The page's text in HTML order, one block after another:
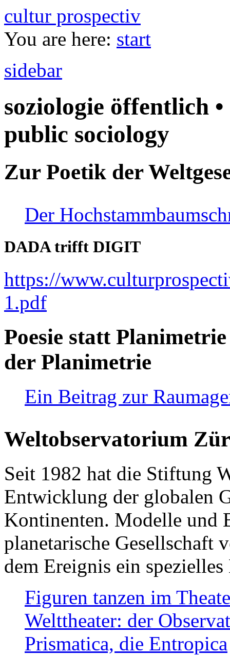
cultur prospectiv
You are here: start
sidebar
soziologie öffentlich
public sociology
Zur Poetik der
Der
DADA trifft DIGIT
https://
1.pdf
Poesie statt
der Planimetrie
Ein Beitrag zur
Weltobservatorium
Seit 1982 hat die Stiftung
Entwicklung der globalen
Kontinenten. Modelle und
planetarische Gesellschaft
dem Ereignis ein
Figuren tanzen im
Welttheater: der
Prismatica, die Entropica